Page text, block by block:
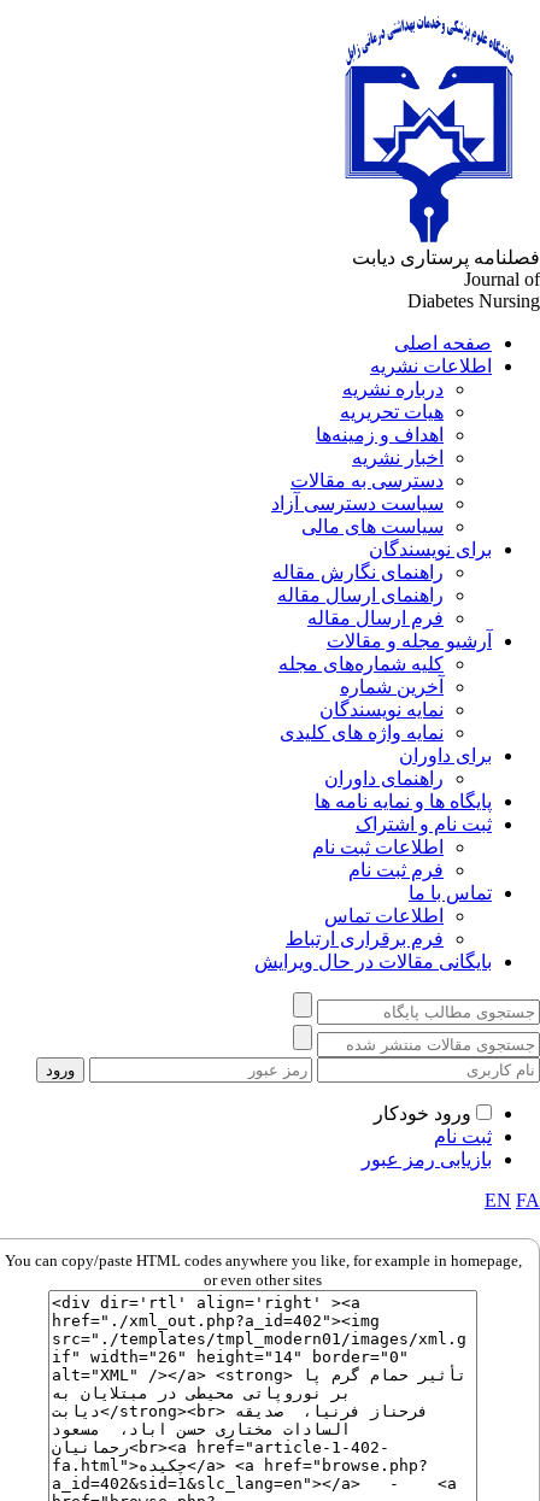
پرستاری دیابت
Journal
Diabetes
صفحه اصلی
اطلاعات نشریه
درباره نشریه
هیات تحریریه
اهداف و زمینه‌ها
اخبار نشریه
دسترسی به مقالات
سیاست دسترسی آزاد
سیاست های مالی
برای نویسندگان
راهنمای نگارش مقاله
راهنمای ارسال مقاله
فرم ارسال مقاله
آرشیو مجله و مقالات
کلیه شماره‌های مجله
آخرین شماره
نمایه نویسندگان
نمایه واژه های کلیدی
برای داوران
راهنمای داوران
پایگاه ها و نمایه نامه ها
ثبت نام و اشتراک
اطلاعات ثبت نام
فرم ثبت نام
تماس با ما
اطلاعات تماس
فرم برقراری ارتباط
بایگانی مقالات در حال ویرایش
ورود خودکار
ثبت نام
بازیابی رمز عبور
EN
You can copy/paste HTML codes anywhere you like, for example in homepage,
or even other sites